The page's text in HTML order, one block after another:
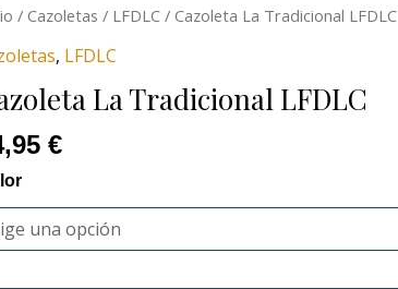
/ Cazoletas / LFDLC / Cazoleta La Tradicional LFDLC
, LFDLC
La Tradicional LFDLC
€